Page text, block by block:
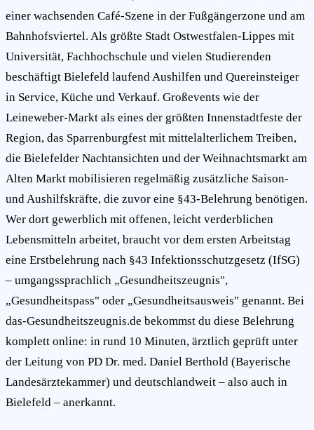
einer wachsenden Café-Szene in der Fußgängerzone und am
Bahnhofsviertel. Als größte Stadt Ostwestfalen-Lippes mit
Universität, Fachhochschule und vielen Studierenden
beschäftigt Bielefeld laufend Aushilfen und Quereinsteiger
in Service, Küche und Verkauf. Großevents wie der
Leineweber-Markt als eines der größten Innenstadtfeste der
Region, das Sparrenburgfest mit mittelalterlichem Treiben,
die Bielefelder Nachtansichten und der Weihnachtsmarkt am
Alten Markt mobilisieren regelmäßig zusätzliche Saison-
und Aushilfskräfte, die zuvor eine §43-Belehrung benötigen.
Wer dort gewerblich mit offenen, leicht verderblichen
Lebensmitteln arbeitet, braucht vor dem ersten Arbeitstag
eine Erstbelehrung nach §43 Infektionsschutzgesetz (IfSG)
– umgangssprachlich „Gesundheitszeugnis",
„Gesundheitspass" oder „Gesundheitsausweis" genannt. Bei
das-Gesundheitszeugnis.de bekommst du diese Belehrung
komplett online: in rund 10 Minuten, ärztlich geprüft unter
der Leitung von PD Dr. med. Daniel Berthold (Bayerische
Landesärztekammer) und deutschlandweit – also auch in
Bielefeld – anerkannt.